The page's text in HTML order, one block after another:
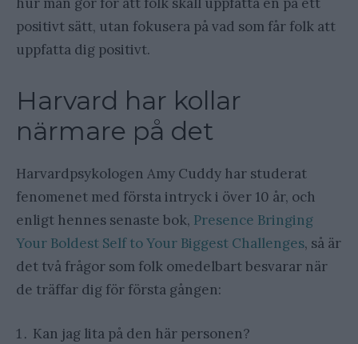
positivt sätt, utan fokusera på vad som får folk att
uppfatta dig positivt.
Harvard har kollar
närmare på det
Harvardpsykologen Amy Cuddy har studerat
fenomenet med första intryck i över 10 år, och
enligt hennes senaste bok, Presence Bringing
Your Boldest Self to Your Biggest Challenges, så är
det två frågor som folk omedelbart besvarar när
de träffar dig för första gången:
Kan jag lita på den här personen?